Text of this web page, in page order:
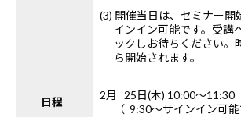
(3) 開催当日は、セミナー開
インイン可能です。受講
ックしお待ちください。
ら開始されます。
日程
2月 25日(木) 10:00～11:30
（ 9:30～サインイン可能